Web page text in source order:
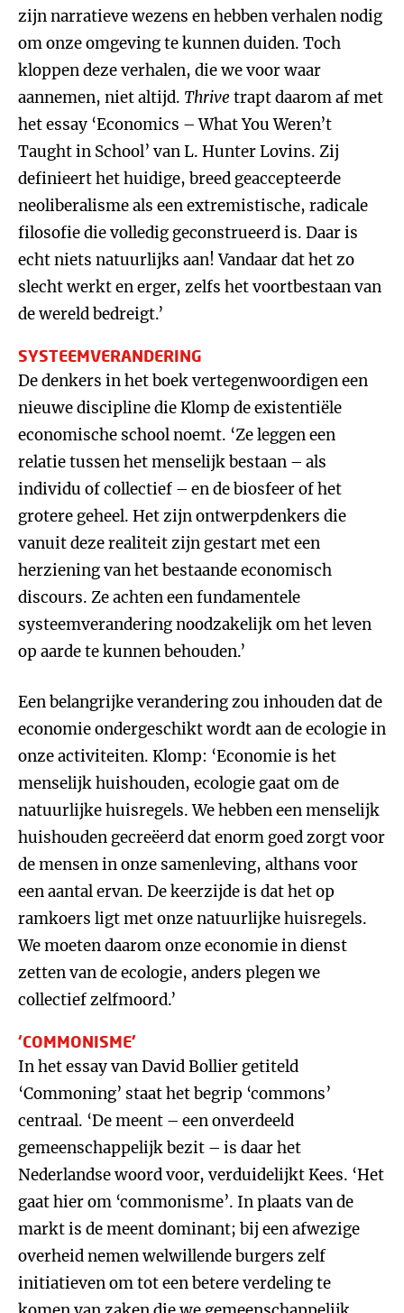
zijn narratieve wezens en hebben verhalen nodig
om onze omgeving te kunnen duiden. Toch
kloppen deze verhalen, die we voor waar
aannemen, niet altijd. Thrive trapt daarom af met
het essay ‘Economics – What You Weren’t
Taught in School’ van L. Hunter Lovins. Zij
definieert het huidige, breed geaccepteerde
neoliberalisme als een extremistische, radicale
filosofie die volledig geconstrueerd is. Daar is
echt niets natuurlijks aan! Vandaar dat het zo
slecht werkt en erger, zelfs het voortbestaan van
de wereld bedreigt.’
SYSTEEMVERANDERING
De denkers in het boek vertegenwoordigen een
nieuwe discipline die Klomp de existentiële
economische school noemt. ‘Ze leggen een
relatie tussen het menselijk bestaan – als
individu of collectief – en de biosfeer of het
grotere geheel. Het zijn ontwerpdenkers die
vanuit deze realiteit zijn gestart met een
herziening van het bestaande economisch
discours. Ze achten een fundamentele
systeemverandering noodzakelijk om het leven
op aarde te kunnen behouden.’
Een belangrijke verandering zou inhouden dat de
economie ondergeschikt wordt aan de ecologie in
onze activiteiten. Klomp: ‘Economie is het
menselijk huishouden, ecologie gaat om de
natuurlijke huisregels. We hebben een menselijk
huishouden gecreëerd dat enorm goed zorgt voor
de mensen in onze samenleving, althans voor
een aantal ervan. De keerzijde is dat het op
ramkoers ligt met onze natuurlijke huisregels.
We moeten daarom onze economie in dienst
zetten van de ecologie, anders plegen we
collectief zelfmoord.’
‘COMMONISME’
In het essay van David Bollier getiteld
‘Commoning’ staat het begrip ‘commons’
centraal. ‘De meent – een onverdeeld
gemeenschappelijk bezit – is daar het
Nederlandse woord voor, verduidelijkt Kees. ‘Het
gaat hier om ‘commonisme’. In plaats van de
markt is de meent dominant; bij een afwezige
overheid nemen welwillende burgers zelf
initiatieven om tot een betere verdeling te